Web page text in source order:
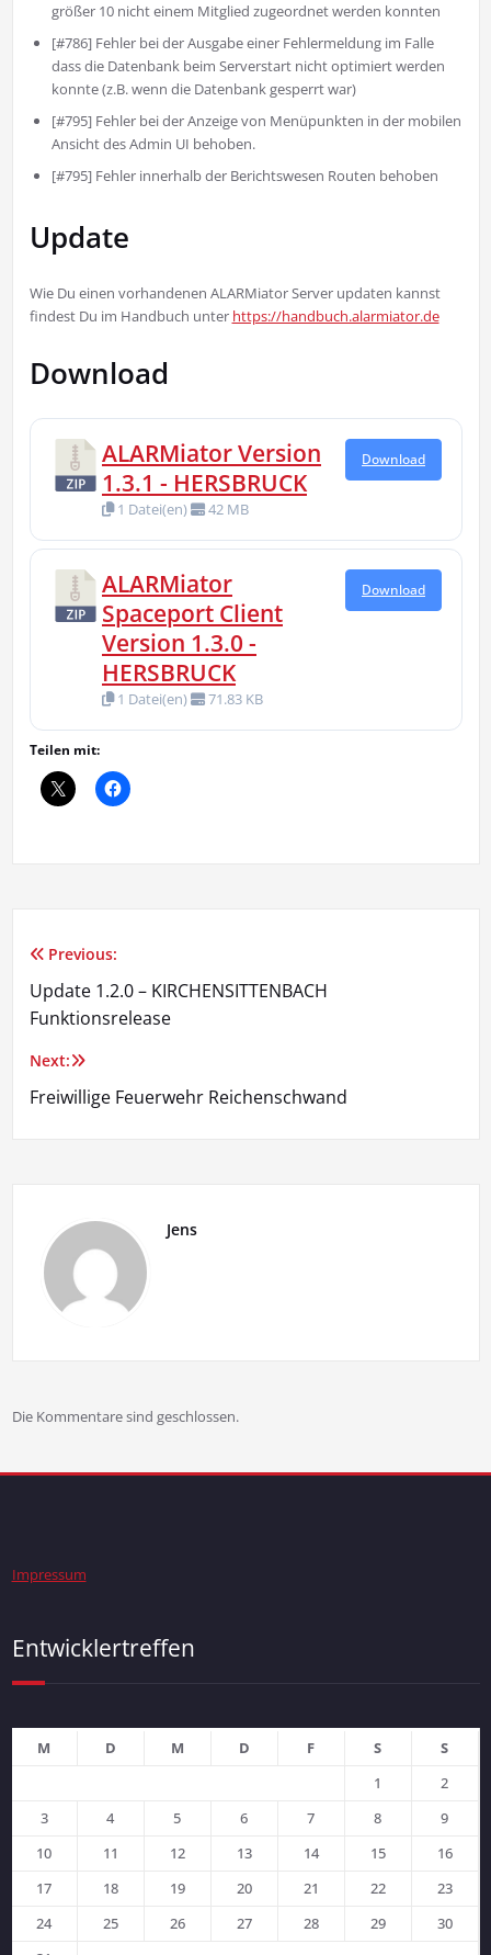
größer 10 nicht einem Mitglied zugeordnet werden konnten
[#786] Fehler bei der Ausgabe einer Fehlermeldung im Falle
dass die Datenbank beim Serverstart nicht optimiert werden
konnte (z.B. wenn die Datenbank gesperrt war)
[#795] Fehler bei der Anzeige von Menüpunkten in der mobilen
Ansicht des Admin UI behoben.
[#795] Fehler innerhalb der Berichtswesen Routen behoben
Update
Wie Du einen vorhandenen ALARMiator Server updaten kannst
findest Du im Handbuch unter https://handbuch.alarmiator.de
Download
ALARMiator Version
1.3.1 - HERSBRUCK
1 Datei(en) 42 MB
Download
ALARMiator
Spaceport Client
Version 1.3.0 -
HERSBRUCK
1 Datei(en) 71.83 KB
Download
Teilen mit:
Beitragsnavigation
Previous:
Update 1.2.0 – KIRCHENSITTENBACH
Funktionsrelease
Next:
Freiwillige Feuerwehr Reichenschwand
Jens
Die Kommentare sind geschlossen.
Impressum
Entwicklertreffen
M D M D F S
S
1
2
3
4 5 6 7 8
9
10
11 12 13 14 15
16
17
18 19 20 21 22
23
24
25 26 27 28 29
30